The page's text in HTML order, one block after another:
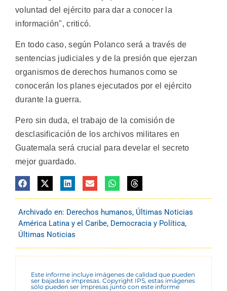
voluntad del ejército para dar a conocer la
información", criticó.
En todo caso, según Polanco será a través de
sentencias judiciales y de la presión que ejerzan
organismos de derechos humanos como se
conocerán los planes ejecutados por el ejército
durante la guerra.
Pero sin duda, el trabajo de la comisión de
desclasificación de los archivos militares en
Guatemala será crucial para develar el secreto
mejor guardado.
Archivado en: Derechos humanos, Últimas Noticias
América Latina y el Caribe, Democracia y Política,
Últimas Noticias
Este informe incluye imágenes de calidad que pueden
ser bajadas e impresas. Copyright IPS, estas imágenes
sólo pueden ser impresas junto con este informe